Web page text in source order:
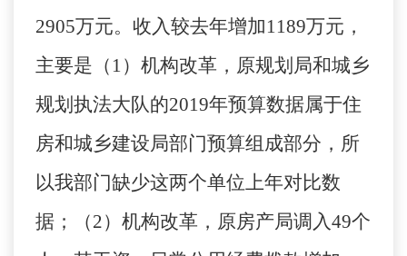
2905万元。收入较去年增加1189万元，
主要是（1）机构改革，原规划局和城乡
规划执法大队的2019年预算数据属于住
房和城乡建设局部门预算组成部分，所
以我部门缺少这两个单位上年对比数
据；（2）机构改革，原房产局调入49个